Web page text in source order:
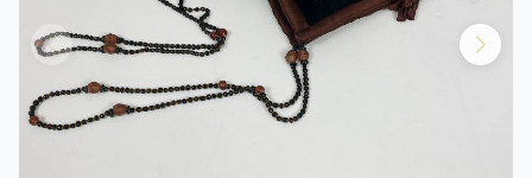
РЕСТАВРАЦИЯ
КУРСЫ ПО РЕСТАВРАЦИИ